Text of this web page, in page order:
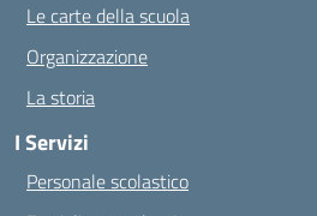
Le carte della scuola
Organizzazione
La storia
I Servizi
Personale scolastico